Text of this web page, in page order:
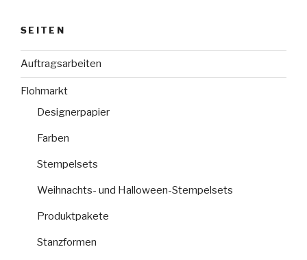
SEITEN
Auftragsarbeiten
Flohmarkt
Designerpapier
Farben
Stempelsets
Weihnachts- und Halloween-Stempelsets
Produktpakete
Stanzformen